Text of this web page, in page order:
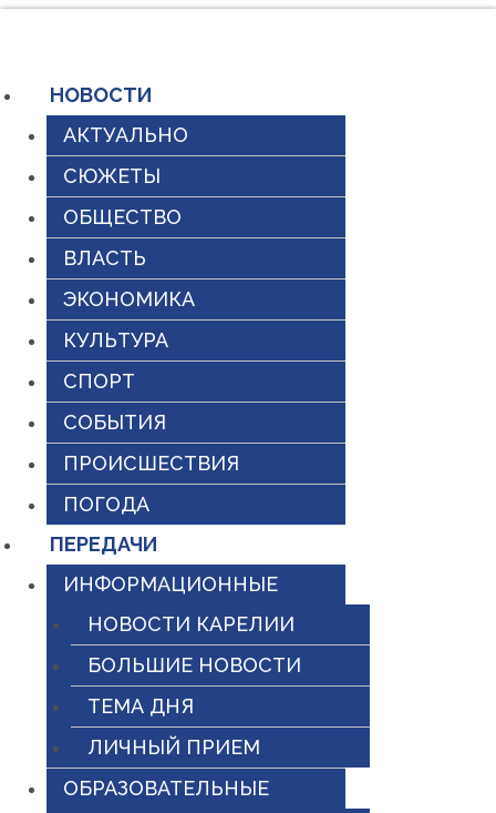
содержимому
НОВОСТИ
АКТУАЛЬНО
СЮЖЕТЫ
ОБЩЕСТВО
ВЛАСТЬ
ЭКОНОМИКА
КУЛЬТУРА
СПОРТ
СОБЫТИЯ
ПРОИСШЕСТВИЯ
ПОГОДА
ПЕРЕДАЧИ
ИНФОРМАЦИОННЫЕ
НОВОСТИ КАРЕЛИИ
БОЛЬШИЕ НОВОСТИ
ТЕМА ДНЯ
ЛИЧНЫЙ ПРИЕМ
ОБРАЗОВАТЕЛЬНЫЕ